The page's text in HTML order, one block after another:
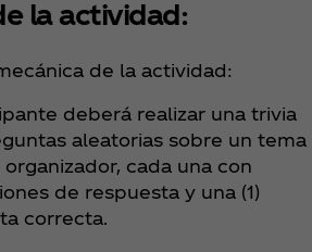
la actividad:
de la actividad:
deberá realizar una trivia
aleatorias sobre un tema
cada una con
de respuesta y una (1)
correcta.